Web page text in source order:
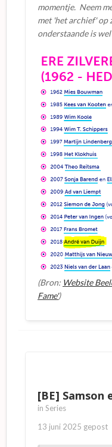
momentje. Neem
met 'het archief' op
onderstaande is
(Bron: Website
Fame')
[BE] Samson
in Series
13 juni 2025 gepost